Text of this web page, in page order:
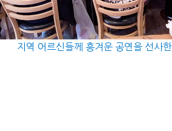
지역 어르신들께 흥겨운 공연을 선사